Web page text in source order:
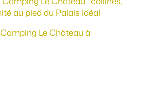
au pied du Palais Idéal
Le Château à